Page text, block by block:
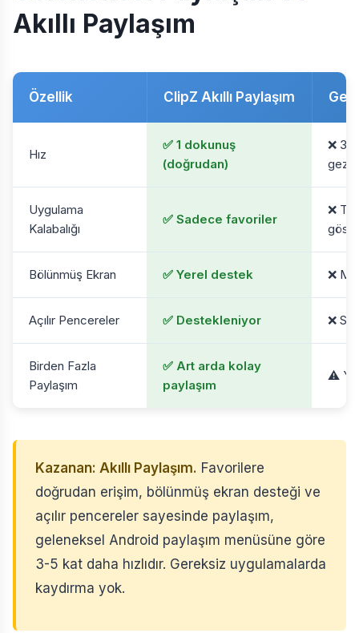
Akıllı Paylaşım
Özellik ClipZ Akıllı Paylaşım
Hız
✅ 1 dokunuş
(doğrudan)
❌ 3-
Uygulama
Kalabalığı
✅ Sadece favoriler
❌
Bölünmüş Ekran ✅ Yerel destek ❌
Açılır Pencereler ✅ Destekleniyor ❌
Birden Fazla
Paylaşım
✅ Art arda kolay
paylaşım
⚠️
Kazanan: Akıllı Paylaşım. Favorilere
doğrudan erişim, bölünmüş ekran desteği ve
açılır pencereler sayesinde paylaşım,
geleneksel Android paylaşım menüsüne göre
3-5 kat daha hızlıdır. Gereksiz uygulamalarda
kaydırma yok.